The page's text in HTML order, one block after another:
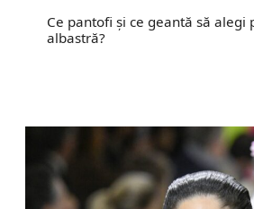
Ce pantofi și ce geantă să alegi
albastră?